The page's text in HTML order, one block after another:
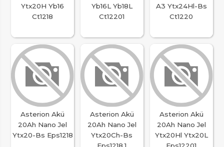
Ytx20H Yb16
Ct1218
Yb16L Yb18L
Ct12201
A3 Ytx24Hl-Bs
Ct1220
Asterion Akü
20Ah Nano Jel
Ytx20-Bs Eps1218
Asterion Akü
20Ah Nano Jel
Ytx20Ch-Bs
Asterion Akü
20Ah Nano Jel
Ytx20Hl Ytx20L